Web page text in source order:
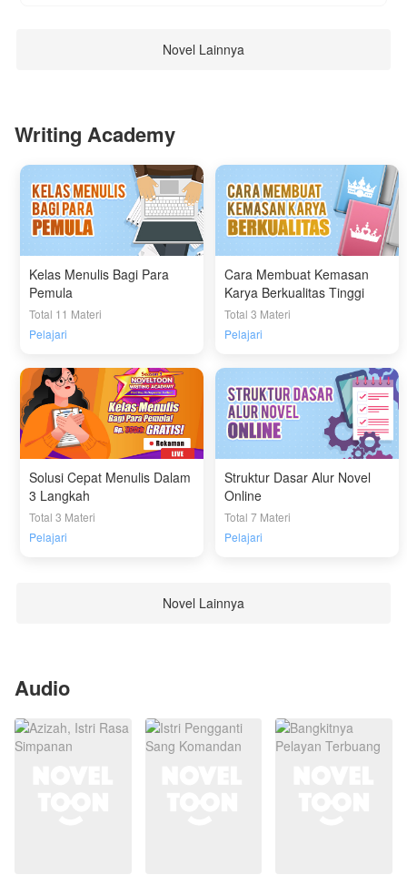
Novel Lainnya
Writing Academy
Kelas Menulis Bagi Para
Pemula
Total 11 Materi
Pelajari
Cara Membuat Kemasan
Karya Berkualitas Tinggi
Total 3 Materi
Pelajari
Solusi Cepat Menulis Dalam
3 Langkah
Total 3 Materi
Pelajari
Struktur Dasar Alur Novel
Online
Total 7 Materi
Pelajari
Novel Lainnya
Audio